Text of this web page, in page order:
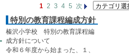
1 2 3 4 5 次
特別の教育課程編成方針
榛沢小学校 特別の教育課程編
成方針について
令和６年度から始まった、１、